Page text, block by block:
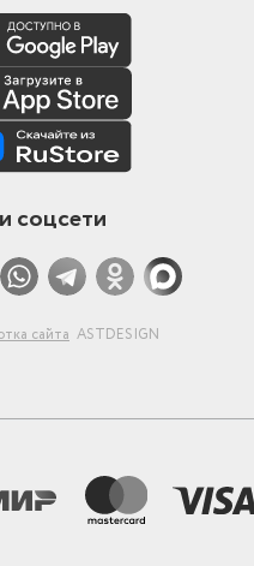
соцсети
сайта ASTDESIGN